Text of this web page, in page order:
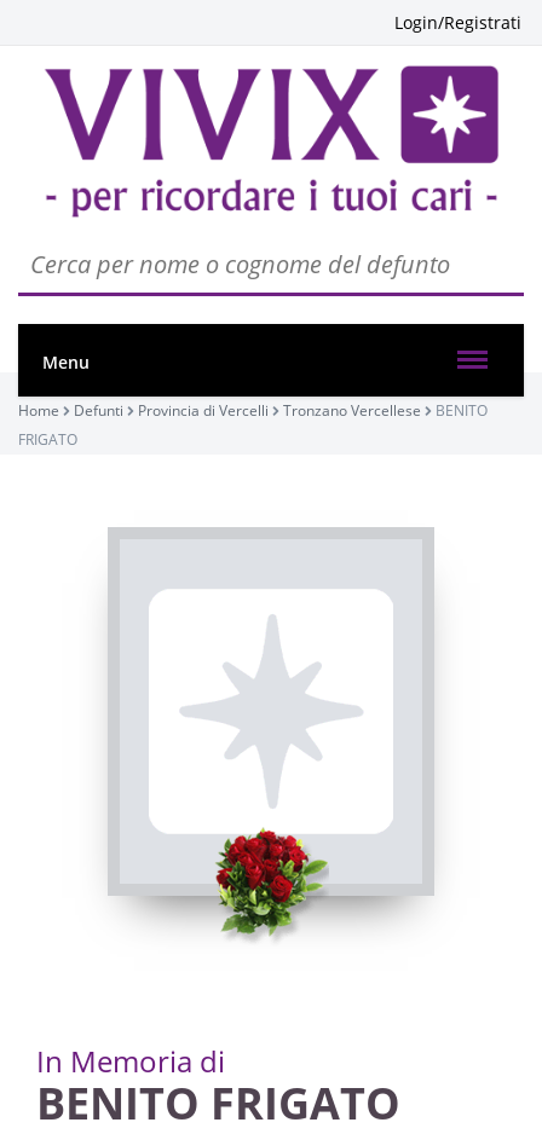
Login/Registrati
Menu
Home Defunti Provincia di Vercelli Tronzano Vercellese
BENITO
FRIGATO
In Memoria di
BENITO FRIGATO
PASSATE:
Vercelli, Convento di Billiemme
INVIA CONDOGLIANZE